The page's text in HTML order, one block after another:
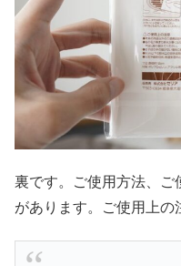
裏です。ご使用方法、ご
があります。ご使用上の